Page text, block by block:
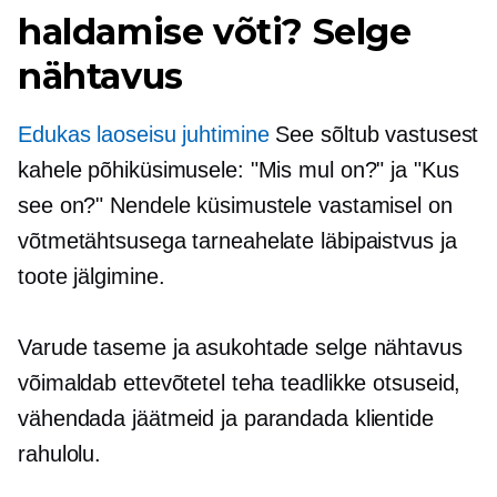
haldamise võti? Selge
nähtavus
Edukas laoseisu juhtimineSee sõltub vastusest
kahele põhiküsimusele: "Mis mul on?" ja "Kus
see on?" Nendele küsimustele vastamisel on
võtmetähtsusega tarneahelate läbipaistvus ja
toote jälgimine.
Varude taseme ja asukohtade selge nähtavus
võimaldab ettevõtetel teha teadlikke otsuseid,
vähendada jäätmeid ja parandada klientide
rahulolu.